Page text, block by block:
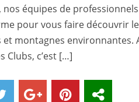
nos équipes de
pour vous faire découvrir
et montagnes environnantes.
Clubs, c’est […]